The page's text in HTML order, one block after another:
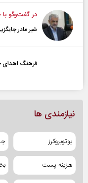
در گفت‌و‌گو
شیر مادر
فرهنگ اهدای
نیازمندی ها
یوتوبروکرز
هزینه پست